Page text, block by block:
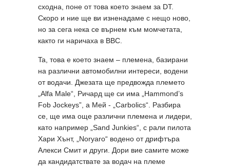
сходна, поне от това което знаем за DT.
Скоро и ние ще ви изненадаме с нещо ново,
но за сега нека се върнем към момчетата,
както ги наричаха в BBC.
Ta, това е което знаем – племена, базирани
на различни автомобилни интереси, водени
от водачи. Джезата ще предвожда племето
„Alfa Male“, Ричард ще си има „Hammond’s
Fob Jockeys”, а Мей - „Carbolics“. Разбира
се, ще има още различни племена и лидери,
като например „Sand Junkies“, с рали пилота
Хари Хънт, „Noryaro“ водено от дрифтъра
Алекси Смит и други. Дори вие самите може
да кандидатствате за водач на племе